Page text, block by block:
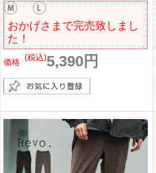
おかげさまで完売致しまし
た！
価格 5,390円
(税込)